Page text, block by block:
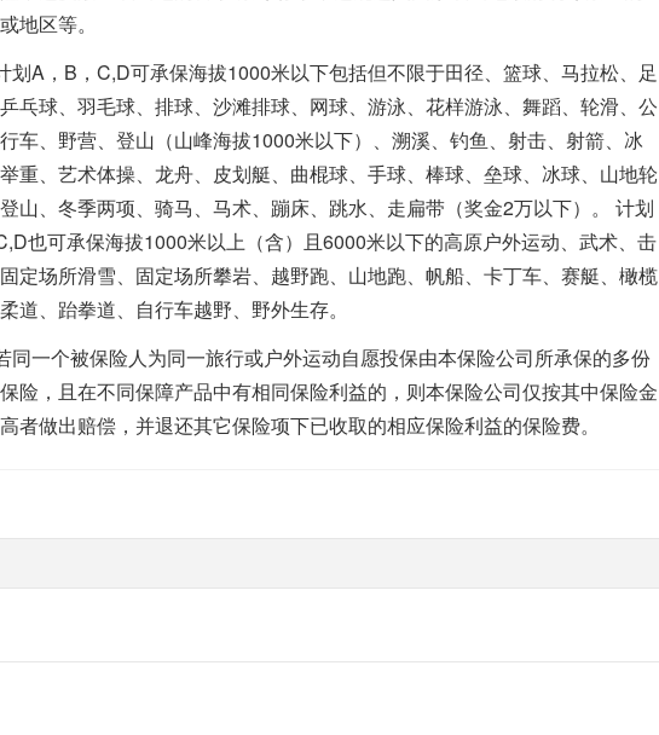
地区等。
划A，B，C,D可承保海拔1000米以下包括但不限于田径、篮球、马拉松、足
乓球、羽毛球、排球、沙滩排球、网球、游泳、花样游泳、舞蹈、轮滑、公
车、野营、登山（山峰海拔1000米以下）、溯溪、钓鱼、射击、射箭、冰
重、艺术体操、龙舟、皮划艇、曲棍球、手球、棒球、垒球、冰球、山地轮
山、冬季两项、骑马、马术、蹦床、跳水、走扁带（奖金2万以下）。 计划
也可承保海拔1000米以上（含）且6000米以下的高原户外运动、武术、击
定场所滑雪、固定场所攀岩、越野跑、山地跑、帆船、卡丁车、赛艇、橄榄
道、跆拳道、自行车越野、野外生存。
同一个被保险人为同一旅行或户外运动自愿投保由本保险公司所承保的多份
险，且在不同保障产品中有相同保险利益的，则本保险公司仅按其中保险金
者做出赔偿，并退还其它保险项下已收取的相应保险利益的保险费。